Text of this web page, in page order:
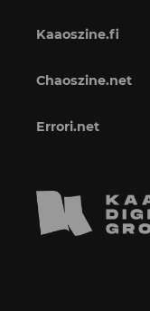
Kaaoszine.fi
Chaoszine.net
Errori.net